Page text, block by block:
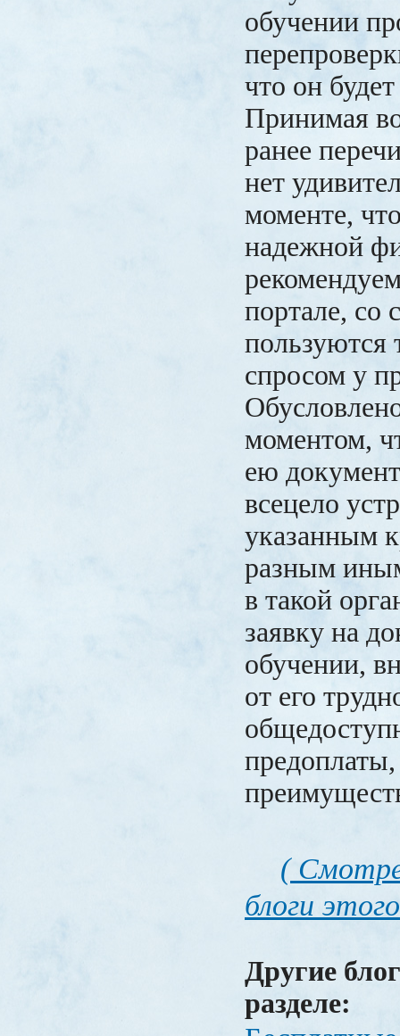
обучении
что он
Принимая
ранее
нет
моменте,
надежной
портале, со
пользуются
спросом у
моментом,
ею
всецело
указанным
разным
в такой
заявку на
обучении,
от его
предоплаты,
(
блоги
Другие
разделе: